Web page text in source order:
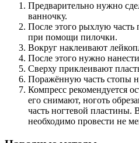
Предварительно нужно
ванночку.
После этого рыхлую часть
при помощи пилочки.
Вокруг наклеивают
После этого нужно
Сверху приклеивают
Поражённую часть стопы
Компресс рекомендуется
его снимают, ноготь
часть ногтевой пластины.
необходимо провести не